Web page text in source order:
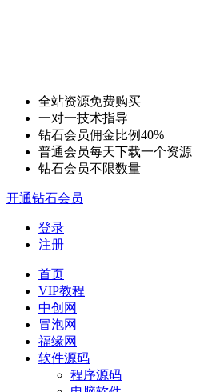
全站资源免费购买
一对一技术指导
钻石会员佣金比例40%
普通会员每天下载一个资源
钻石会员不限数量
开通钻石会员
登录
注册
首页
VIP教程
中创网
冒泡网
福缘网
软件源码
程序源码